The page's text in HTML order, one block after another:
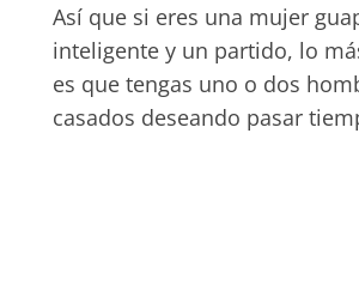
Así que si eres una mujer
inteligente y un partido, lo
es que tengas uno o dos
casados deseando pasar